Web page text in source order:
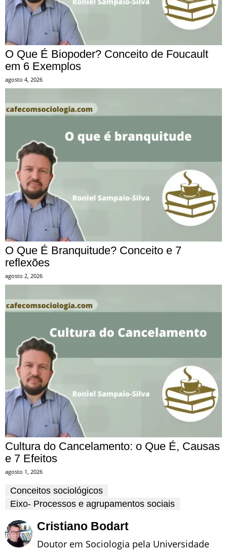
O Que É Biopoder? Conceito de Foucault
em 6 Exemplos
agosto 4, 2026
O Que É Branquitude? Conceito e 7
reflexões
agosto 2, 2026
Cultura do Cancelamento: o Que É, Causas
e 7 Efeitos
agosto 1, 2026
Conceitos sociológicos
Eixo- Processos e agrupamentos sociais
Cristiano Bodart
Doutor em Sociologia pela Universidade